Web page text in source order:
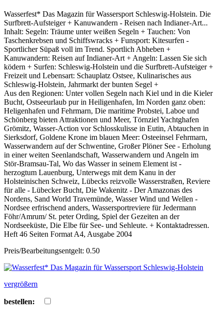
Wasserfest* Das Magazin für Wassersport Schleswig-Holstein. Die
Surfbrett-Aufsteiger + Kanuwandern - Reisen nach Indianer-Art...
Inhalt: Segeln: Träume unter weißen Segeln + Tauchen: Von
Taschenkrebsen und Schiffswracks + Funsport: Kitesurfen -
Sportlicher Süpaß voll im Trend. Sportlich Abheben +
Kanuwandern: Reisen auf Indianer-Art + Angeln: Lassen Sie sich
ködern + Surfen: Schleswig-Holstein und die Surfbrett-Aufsteiger +
Freizeit und Lebensart: Schauplatz Ostsee, Kulinarisches aus
Schleswig-Holstein, Jahrmarkt der bunten Segel +
Aus den Regionen: Unter vollen Segeln nach Kiel und in die Kieler
Bucht, Ostseeurlaub pur in Heiligenhafen, Im Norden ganz oben:
Heligenhafen und Fehrmarn, Die maritime Probstei, Laboe und
Schönberg bieten Attraktionen und Meer, Törnziel Yachtghafen
Grömitz, Wasser-Action vor Schlosskulisse in Eutin, Abtauchen in
Sierksdorf, Goldene Krone im blauen Meer: Osteeinsel Fehrmarn,
Wasserwandern auf der Schwentine, Großer Plöner See - Erholung
in einer weiten Seenlandschaft, Wasserwandern und Angeln im
Stör-Bramsau-Tal, Wo das Wasser in seinem Element ist -
herzogtum Lauenburg, Unterwegs mit dem Kanu in der
Holsteinischen Schweiz, Lübecks reizvolle Wasserstraßen, Reviere
für alle - Lübecker Bucht, Die Wakenitz - Der Amazonas des
Nordens, Sand World Travemünde, Wasser Wind und Wellen -
Nordsee erfrischend anders, Wassersportreviere für Jedermann
Föhr/Amrum/ St. peter Ording, Spiel der Gezeiten an der
Nordseeküste, Die Elbe für See- und Sehleute. + Kontaktadressen.
Heft 46 Seiten Format A4, Ausgabe 2004
Preis/Bearbeitungsentgelt: 0.50
vergrößern
bestellen: